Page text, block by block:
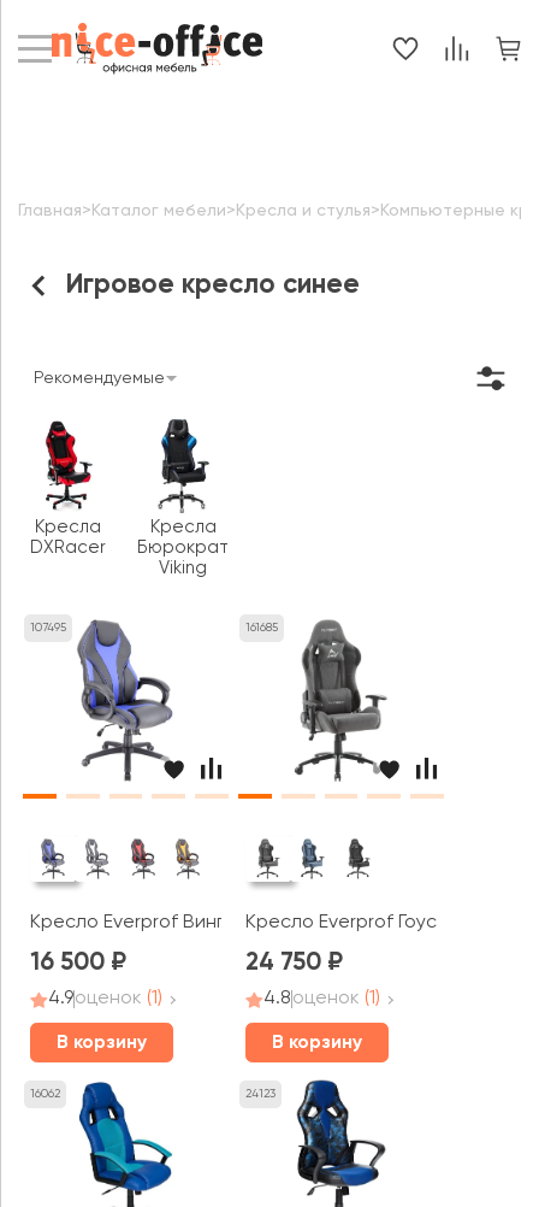
Игровое кресло синее
Главная> Каталог мебели> Кресла и стулья> Компьютерные
Рекомендуемые
107495
Кресло Everprof Винг / Wing
16 500
4.9оценок (1)
В корзину
161685
Кресло Everprof Гоуст / Ghost
24 750
4.8оценок (1)
В корзину
16062 24123
Кресла
DXRacer
Кресла
Бюрократ
Viking